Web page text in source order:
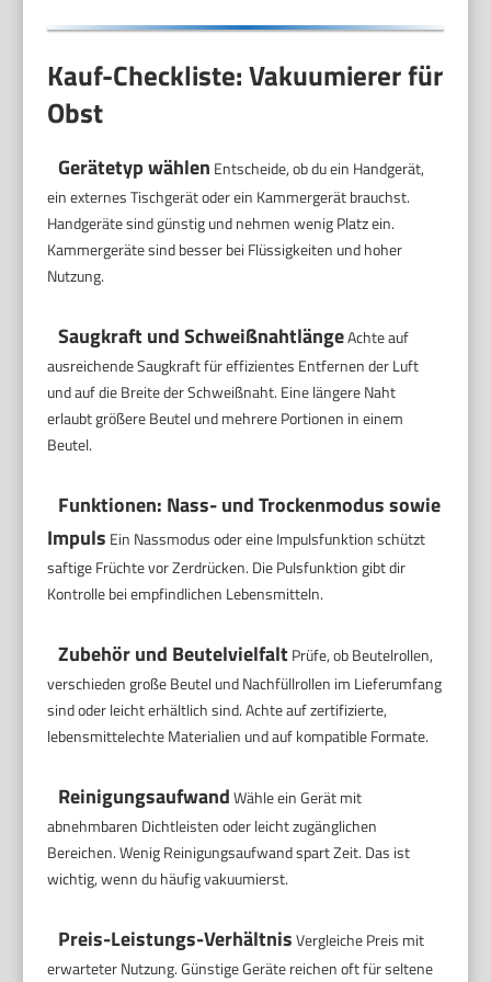
Kauf-Checkliste: Vakuumierer für
Obst
Gerätetyp wählen Entscheide, ob du ein Handgerät,
ein externes Tischgerät oder ein Kammergerät brauchst.
Handgeräte sind günstig und nehmen wenig Platz ein.
Kammergeräte sind besser bei Flüssigkeiten und hoher
Nutzung.
Saugkraft und SchweißnahtlängeAchte auf
ausreichende Saugkraft für effizientes Entfernen der Luft
und auf die Breite der Schweißnaht. Eine längere Naht
erlaubt größere Beutel und mehrere Portionen in einem
Beutel.
Funktionen: Nass- und Trockenmodus sowie
Impuls Ein Nassmodus oder eine Impulsfunktion schützt
saftige Früchte vor Zerdrücken. Die Pulsfunktion gibt dir
Kontrolle bei empfindlichen Lebensmitteln.
Zubehör und Beutelvielfalt Prüfe, ob Beutelrollen,
verschieden große Beutel und Nachfüllrollen im Lieferumfang
sind oder leicht erhältlich sind. Achte auf zertifizierte,
lebensmittelechte Materialien und auf kompatible Formate.
ReinigungsaufwandWähle ein Gerät mit
abnehmbaren Dichtleisten oder leicht zugänglichen
Bereichen. Wenig Reinigungsaufwand spart Zeit. Das ist
wichtig, wenn du häufig vakuumierst.
Preis-Leistungs-VerhältnisVergleiche Preis mit
erwarteter Nutzung. Günstige Geräte reichen oft für seltene